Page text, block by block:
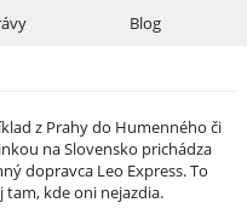
Blog
z Prahy do Humenného či
na Slovensko prichádza
dopravca Leo Express. To
tam, kde oni nejazdia.